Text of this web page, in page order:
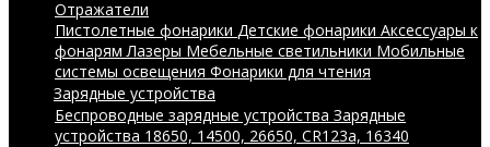
Отражатели
Пистолетные фонарики Детские фонарики Аксессуары к
фонарям Лазеры Мебельные светильники Мобильные
системы освещения Фонарики для чтения
Зарядные устройства
Беспроводные зарядные устройства Зарядные
устройства 18650, 14500, 26650, CR123a, 16340